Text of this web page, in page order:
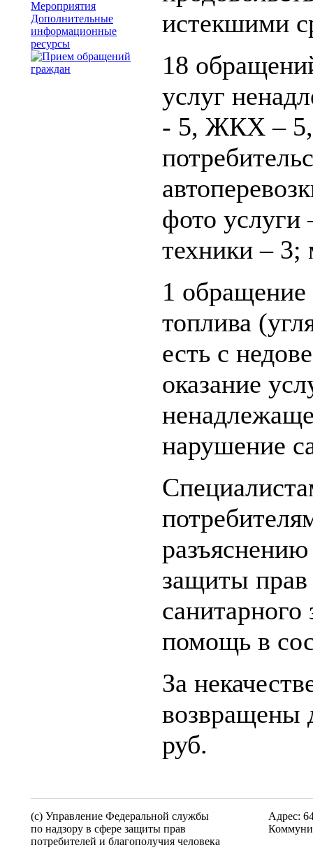
Мероприятия
Дополнительные
информационные
ресурсы
истекшими
18
услуг
- 5, ЖКХ – 5,
фото
техники – 3;
1 обращение
топлива
есть с
оказание
нарушение
разъяснению
защиты прав
санитарного
помощь в
За
возвращены
руб.
(c) Управление Федеральной службы
по надзору в сфере защиты прав
потребителей и благополучия человека
Адрес: